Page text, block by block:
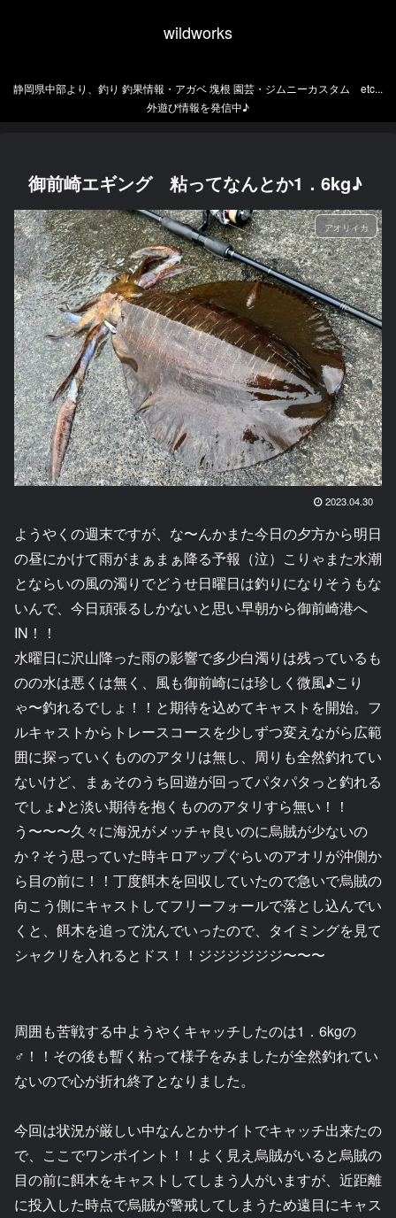
wildworks
静岡県中部より、釣り 釣果情報・アガベ 塊根 園芸・ジムニーカスタム etc...
外遊び情報を発信中♪
御前崎エギング 粘ってなんとか1．6kg♪
アオリイカ
2023.04.30
ようやくの週末ですが、な〜んかまた今日の夕方から明日
の昼にかけて雨がまぁまぁ降る予報（泣）こりゃまた水潮
とならいの風の濁りでどうせ日曜日は釣りになりそうもな
いんで、今日頑張るしかないと思い早朝から御前崎港へ
IN！！
水曜日に沢山降った雨の影響で多少白濁りは残っているも
のの水は悪くは無く、風も御前崎には珍しく微風♪こり
ゃ〜釣れるでしょ！！と期待を込めてキャストを開始。フ
ルキャストからトレースコースを少しずつ変えながら広範
囲に探っていくもののアタリは無し、周りも全然釣れてい
ないけど、まぁそのうち回遊が回ってパタパタっと釣れる
でしょ♪と淡い期待を抱くもののアタリすら無い！！
う〜〜〜久々に海況がメッチャ良いのに烏賊が少ないの
か？そう思っていた時キロアップぐらいのアオリが沖側か
ら目の前に！！丁度餌木を回収していたので急いで烏賊の
向こう側にキャストしてフリーフォールで落とし込んでい
くと、餌木を追って沈んでいったので、タイミングを見て
シャクリを入れるとドス！！ジジジジジジ〜〜〜
周囲も苦戦する中ようやくキャッチしたのは1．6kgの
♂！！その後も暫く粘って様子をみましたが全然釣れてい
ないので心が折れ終了となりました。
今回は状況が厳しい中なんとかサイトでキャッチ出来たの
で、ここでワンポイント！！よく見え烏賊がいると烏賊の
目の前に餌木をキャストしてしまう人がいますが、近距離
に投入した時点で烏賊が警戒してしまうため遠目にキャス